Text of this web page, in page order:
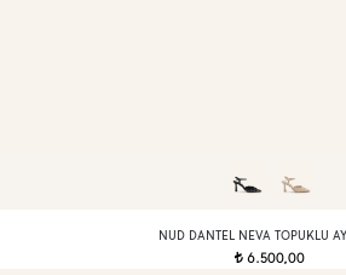
NUD DANTEL NEVA TOPUKLU
t 6.500,00